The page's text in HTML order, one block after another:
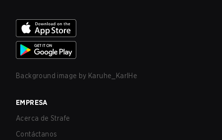
Background image by Karuhe_KarlHe
EMPRESA
Acerca de Strafe
Contáctanos